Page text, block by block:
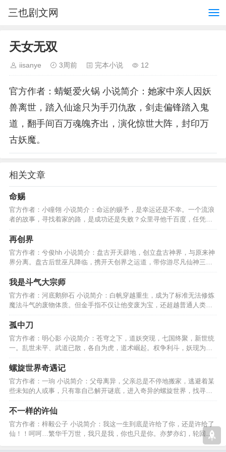
三也剧文网
天女无双
iisanye 3周前 完本小说 12
官方作者：蜻蜓爱火锅 小说简介：她家中亲人因妖
兽离世，踏入仙途只为手刃仇敌，剑走偏锋踏入鬼
道，翻手间百万魂魄齐出，演化惊世大阵，封印万
古妖魔。
相关文章
命赐
官方作者：小瞳翎 小说简介：命运的赐予，是幸运还是不幸。一个流浪
者的故事，寻找着家的路，是成功还是失败？众里寻他千百度，任凭追
溯，蓦然回首，何处？…
再创界
官方作者：兮俊hh 小说简介：盘古开天辟地，创立盘古神界，与原来神
界分离。盘古后世巫凡降临，携开天创界之运道，带你游尽凡仙神三
界，再创界、、、、、、…
我是斗气大宗师
官方作者：河底鹅卵石 小说简介：白帆穿越重生，成为了标准无法修炼
魔法斗气的废物体质。但金手指不仅让他变废为宝，还超越普通人类的
极限，不断攀登高峰。…
孤中刀
官方作者：明心影 小说简介：苍穹之下，道妖突现，七国终聚，新世统
一。乱世未平、武道已散，各自为虎，道术崛起。权争利斗，妖现为
患，针锋于世，武侠如何?…
螺旋世界奇遇记
官方作者：一珦 小说简介：父母离异，父亲总是不停地搬家，逃避着某
些未知的人或事，只有靠自己解开谜底，进入奇异的螺旋世界，找寻生
世之谜以及生活真相。…
不一样的许仙
官方作者：梓毅公子 小说简介：我这一生到底是许给了你，还是许给了
仙！！呵呵…繁华千万世，我只是我，你也只是你。亦梦亦幻，轮回千